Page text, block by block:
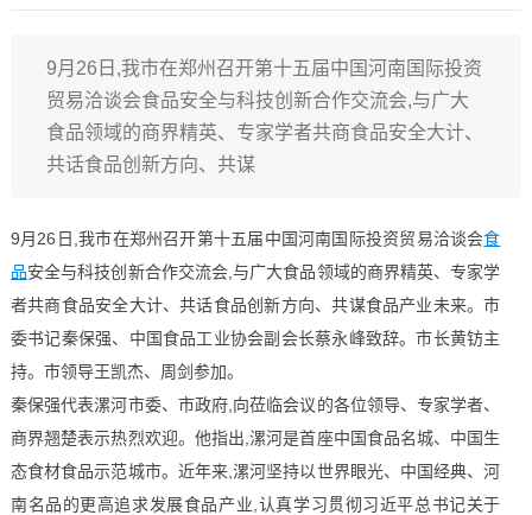
9月26日,我市在郑州召开第十五届中国河南国际投资
贸易洽谈会食品安全与科技创新合作交流会,与广大
食品领域的商界精英、专家学者共商食品安全大计、
共话食品创新方向、共谋
9月26日,我市在郑州召开第十五届中国河南国际投资贸易洽谈会食
品安全与科技创新合作交流会,与广大食品领域的商界精英、专家学
者共商食品安全大计、共话食品创新方向、共谋食品产业未来。市
委书记秦保强、中国食品工业协会副会长蔡永峰致辞。市长黄钫主
持。市领导王凯杰、周剑参加。
秦保强代表漯河市委、市政府,向莅临会议的各位领导、专家学者、
商界翘楚表示热烈欢迎。他指出,漯河是首座中国食品名城、中国生
态食材食品示范城市。近年来,漯河坚持以世界眼光、中国经典、河
南名品的更高追求发展食品产业,认真学习贯彻习近平总书记关于